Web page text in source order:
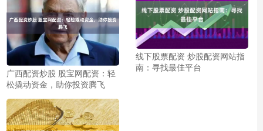
广西配资炒股 股宝网配资：轻
松撬动资金，助你投资腾飞
线下股票配资 炒股配资网站指
南：寻找最佳平台